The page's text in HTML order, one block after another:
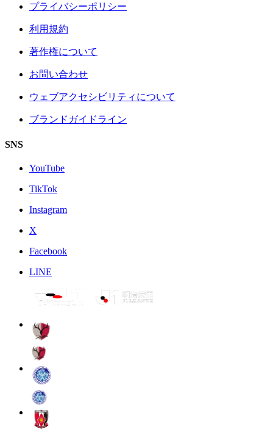
プライバシーポリシー
利用規約
著作権について
お問い合わせ
ウェブアクセシビリティについて
ブランドガイドライン
SNS
YouTube
TikTok
Instagram
X
Facebook
LINE